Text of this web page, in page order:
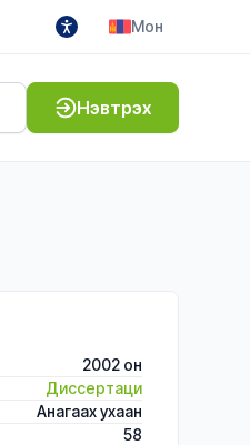
Мон
Нэвтрэх
2002 он
Диссертаци
Анагаах ухаан
58